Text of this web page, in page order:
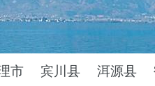
市 宾川县 洱源县